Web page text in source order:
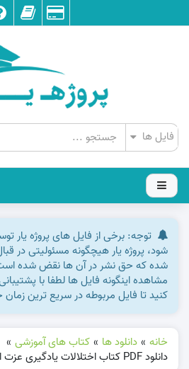
توجه: برخی از فایل های پروژه یار
شود، پروژه یار هیچگونه مسئولیتی در
شده که حق نشر در آن ها نقض شده است
مشاهده اینگونه فایل ها لطفا با پشتیبانی
کنید تا فایل مربوطه در سریع ترین
خانه » دانلود ها » کتاب های آموزشی »
دانلود PDF کتاب اختلالات یادگیری عزت الله نادری پی دی اف